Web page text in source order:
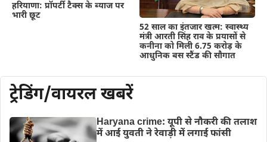
हरियाणा: प्रॉपर्टी टैक्स के ब्याज पर
भारी छूट
52 साल का इंतजार खत्म: स्वास्थ्य
मंत्री आरती सिंह राव के प्रयासों से
कनीना को मिली 6.75 करोड़ के
आधुनिक बस स्टैंड की सौगात
ट्रेडिंग/वायरल खबरें
Haryana crime: यूपी से नौकरी की तलाश
में आई युवती ने रेवाड़ी में लगाई फांसी